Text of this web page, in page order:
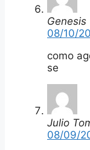
Genesis
08/10/
como
se
Julio
08/09/